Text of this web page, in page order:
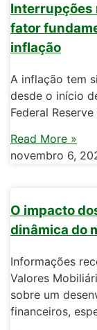
Interrupções
fator
inflação
A inflação tem
desde o início
Federal
Read More »
novembro 6,
O impacto
dinâmica do
Informações
Valores
sobre um
financeiros,